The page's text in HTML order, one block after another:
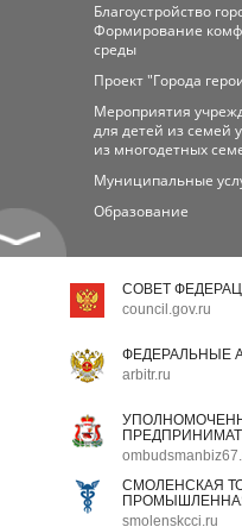
Благоустройство
Формирование
среды
Проект "Города
Мероприятия
для детей из семей
из многодетных
Муниципальные
Образование
СОВЕТ
council.gov.ru
ФЕДЕРАЛЬНЫЕ
arbitr.ru
СМОЛЕНСКАЯ
smolenskcci.ru